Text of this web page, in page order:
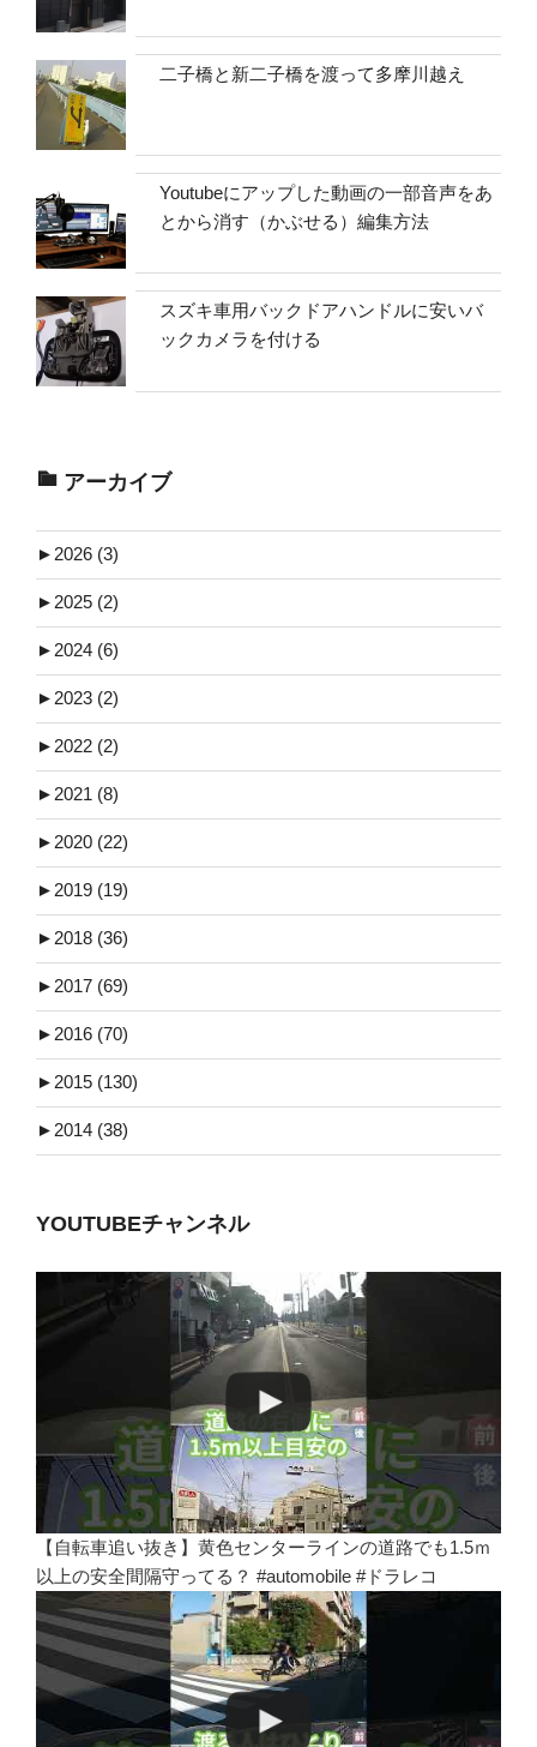
二子橋と新二子橋を渡って多摩川越え
Youtubeにアップした動画の一部音声をあ
とから消す（かぶせる）編集方法
スズキ車用バックドアハンドルに安いバ
ックカメラを付ける
アーカイブ
►2026 (3)
►2025 (2)
►2024 (6)
►2023 (2)
►2022 (2)
►2021 (8)
►2020 (22)
►2019 (19)
►2018 (36)
►2017 (69)
►2016 (70)
►2015 (130)
►2014 (38)
YOUTUBEチャンネル
【自転車追い抜き】黄色センターラインの道路でも1.5ｍ
以上の安全間隔守ってる？ #automobile #ドラレコ